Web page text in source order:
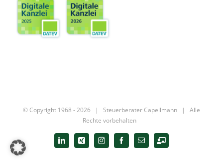
© Copyright 1968 -2026 | Steuerberater Capellmann | Alle
Rechte vorbehalten
LinkedInXing InstagramFacebook
E-
Mail
Digitale
Kanzlei